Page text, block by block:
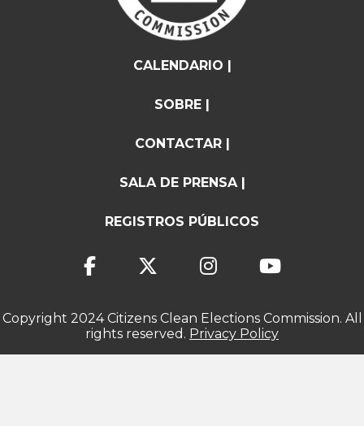
CALENDARIO |
SOBRE |
CONTACTAR |
SALA DE PRENSA |
REGISTROS PÚBLICOS
Copyright 2024 Citizens Clean Elections Commission. All
rights reserved. Privacy Policy